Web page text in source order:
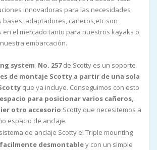
innovadoras para las necesidades
bases, adaptadores, cañeros,etc son
en el mercado tanto para nuestros kayaks o
embarcación.
system No. 257de Scotty es un soporte
de montaje Scotty a partir de una sola
que ya incluye. Conseguimos con esto
para posicionar varios cañeros,
otro accesorio Scotty que necesitemos a
espacio de anclaje.
de anclaje Scotty el Triple mounting
facilmente desmontabley con un simple